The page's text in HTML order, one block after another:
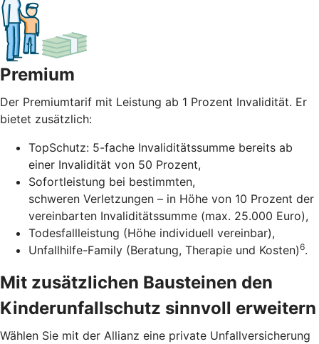
Premium
Der Premiumtarif mit Leistung ab 1 Prozent Invalidität. Er
bietet zusätzlich:
TopSchutz: 5-fache Invaliditätssumme bereits ab
einer Invalidität von 50 Prozent,
Sofortleistung bei bestimmten,
schweren Verletzungen – in Höhe von 10 Prozent der
vereinbarten Invaliditätssumme (max. 25.000 Euro),
Todesfallleistung (Höhe individuell vereinbar),
Unfallhilfe-Family (Beratung, Therapie und Kosten)6.
Mit zusätzlichen Bausteinen den
Kinderunfallschutz sinnvoll erweitern
Wählen Sie mit der Allianz eine private Unfallversicherung